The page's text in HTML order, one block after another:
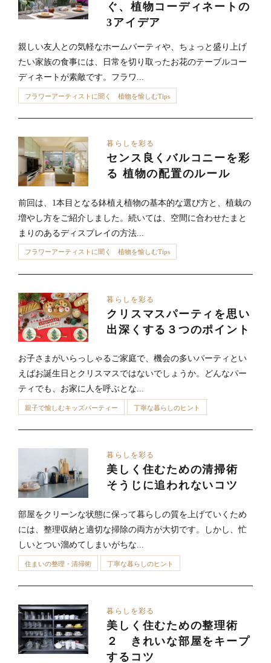
ぐ、植物コーディネートの
3アイデア
親しい友人との気軽なホームパーティや、ちょっと盛り上げ
たい家族の食事には、日常を切り取ったお花のテーブルコー
ディネートが素敵です。フラワ...
フラワーアーティストに聞く 植物を愉しむTips
暮らしを彩る
センス良くバルコニーを彩
る 植物の配置のルール
前回は、1本目となる鉢植え植物の基本的な選び方と、植栽の
増やし方をご紹介しました。続いては、空間に合わせたまと
まりのあるディスプレイの方法...
フラワーアーティストに聞く 植物を愉しむTips
暮らしを彩る
クリスマスパーティを思い
出深くする３つのポイント
お子さまがいらっしゃるご家庭で、機会の多いパーティとい
えばお誕生日とクリスマスではないでしょうか。どんなパー
ティでも、お家に人を呼ぶとな...
親子で愉しむキッズパーティー 丁寧な暮らしのヒント
暮らしを彩る
美しく住むための清掃術
そうじに追われないコツ
部屋をクリーンな状態に保って暮らしの質を上げていくため
には、整理収納と適切な掃除の両方が大切です。しかし、忙
しいとつい溜めてしまいがちな...
住まいの整理・清掃術 丁寧な暮らしのヒント
暮らしを彩る
美しく住むための整理術
２ きれいな部屋をキープ
するコツ